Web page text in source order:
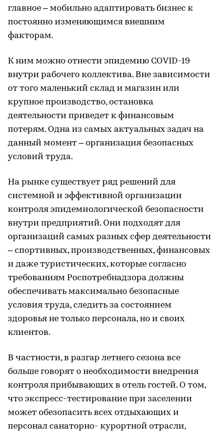
главное – мобильно адаптировать бизнес к
постоянно изменяющимся внешним
факторам.
К ним можно отнести эпидемию COVID-19
внутри рабочего коллектива. Вне зависимости
от того маленький склад и магазин или
крупное производство, остановка
деятельности приведет к финансовым
потерям. Одна из самых актуальных задач на
данный момент – организация безопасных
условий труда.
На рынке существует ряд решений для
системной и эффективной организации
контроля эпидемиологической безопасности
внутри предприятий. Они подходят для
организаций самых разных сфер деятельности
– спортивных, производственных, финансовых
и даже туристических, которые согласно
требованиям Роспотребнадзора должны
обеспечивать максимально безопасные
условия труда, следить за состоянием
здоровья не только персонала, но и своих
клиентов.
В частности, в разгар летнего сезона все
больше говорят о необходимости внедрения
контроля прибывающих в отель гостей. О том,
что экспресс-тестирование при заселении
может обезопасить всех отдыхающих и
персонал санаторно- курортной отрасли,